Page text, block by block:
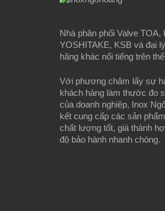
Nhà phân phối Valve TOA,
YOSHITAKE, KSB và đại
hãng khác nổi tiếng trên
Với phương châm lấy sự
khách hàng làm thước đo
của doanh nghiệp, Inox
kết cung cấp các sản
chất lượng tốt, giá thành
độ bảo hành nhanh chóng.